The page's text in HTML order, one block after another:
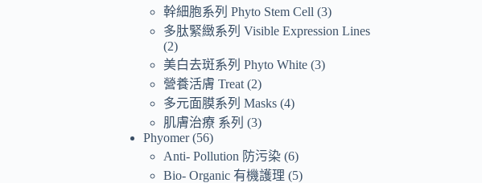
幹細胞系列 Phyto Stem Cell 3
多肽緊緻系列 Visible Expression Lines
2
美白去斑系列 Phyto White 3
營養活膚 Treat 2
多元面膜系列 Masks 4
肌膚治療 系列
3
Phyomer 56
Anti- Pollution 防污染 6
Bio- Organic 有機護理
5